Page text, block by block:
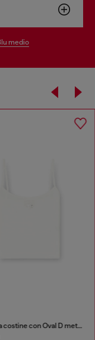
blu medio
Canotta a costine con Oval D metallizzato